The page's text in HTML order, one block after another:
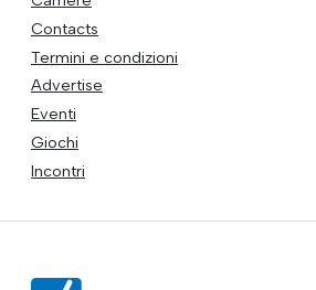
Contacts
Termini e condizioni
Advertise
Eventi
Giochi
Incontri